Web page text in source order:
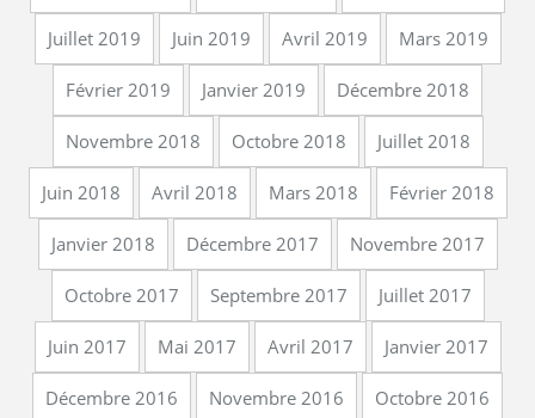
Juillet 2019 Juin 2019 Avril 2019 Mars 2019
Février 2019 Janvier 2019 Décembre 2018
Novembre 2018 Octobre 2018 Juillet 2018
Juin 2018 Avril 2018 Mars 2018 Février 2018
Janvier 2018 Décembre 2017 Novembre 2017
Octobre 2017 Septembre 2017 Juillet 2017
Juin 2017 Mai 2017 Avril 2017 Janvier 2017
Décembre 2016 Novembre 2016 Octobre 2016